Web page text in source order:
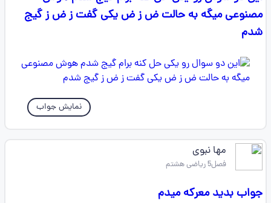
مصنوعی میگه به حالت ض ز ض یکی گفت ز ض ز گیج
شدم
نمایش جواب
مها نبوی
فصل5 ریاضی هشتم
جواب بدید معرکه میدم